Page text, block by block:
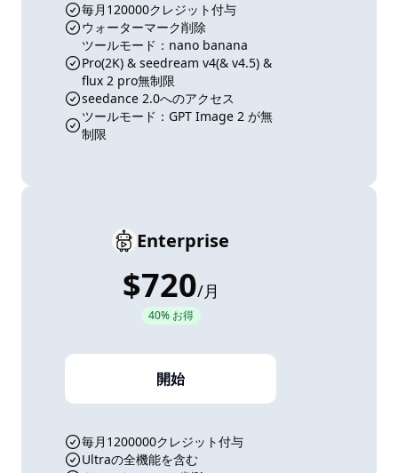
毎月120000クレジット付与
ウォーターマーク削除
ツールモード：nano banana
Pro(2K) & seedream v4(& v4.5) &
flux 2 pro無制限
seedance 2.0へのアクセス
ツールモード：GPT Image 2 が無
制限
Enterprise
$720/月
40% お得
開始
毎月1200000クレジット付与
Ultraの全機能を含む